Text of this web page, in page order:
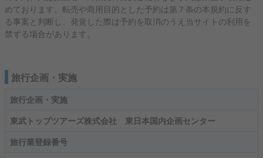
めております。転売や商用目的とした予約は第７条の本規約に反す
る事案と判断し、発覚した際は予約を取消のうえ当サイトの利用を
禁ずる場合があります。
旅行企画・実施
旅行企画・実施
東武トップツアーズ株式会社 東日本国内企画センター
旅行業登録番号